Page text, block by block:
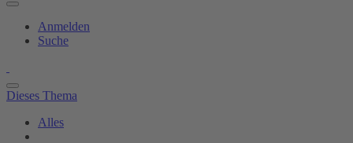
Anmelden
Suche
Dieses Thema
Alles